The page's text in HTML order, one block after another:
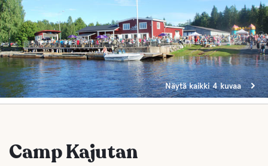
Näytä kaikki 4 kuvaa
Camp Kajutan